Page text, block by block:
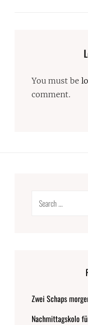
You must be
comment.
Zwei Schaps
Nachmittagskolo